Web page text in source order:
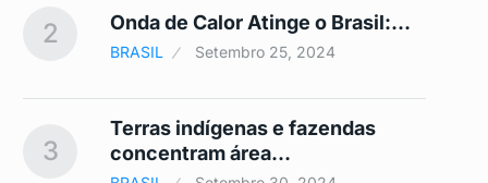
2 Onda de Calor Atinge o Brasil:…
BRASIL Setembro 25, 2024
3
Terras indígenas e fazendas
concentram área…